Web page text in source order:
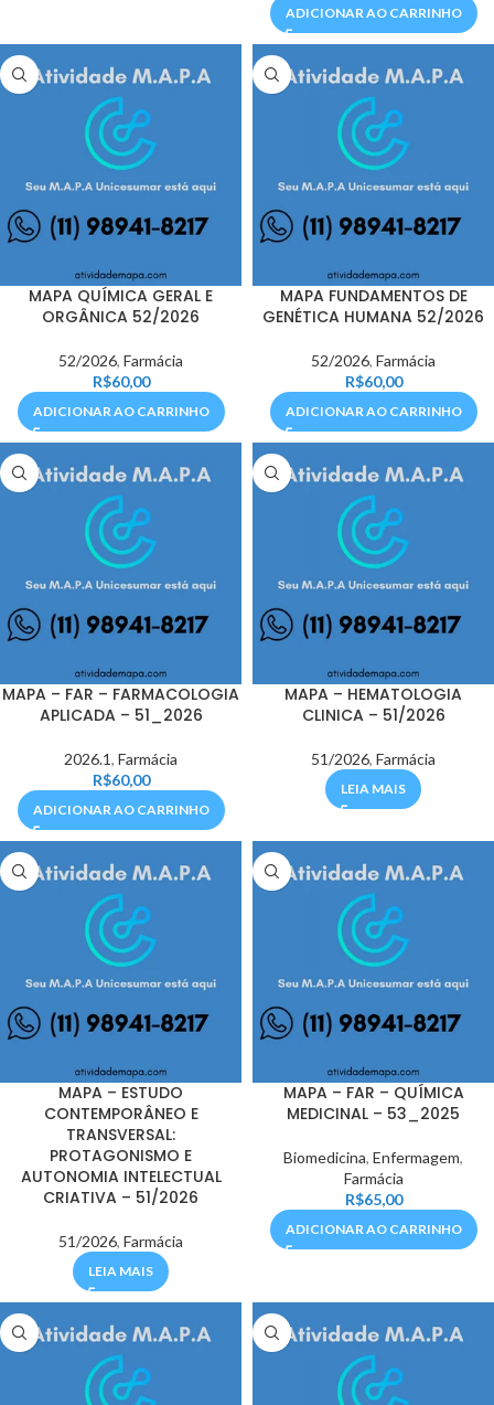
ADICIONAR AO CARRINHO
MAPA QUÍMICA GERAL E
ORGÂNICA 52/2026
52/2026, Farmácia
R$60,00
ADICIONAR AO CARRINHO
MAPA FUNDAMENTOS DE
GENÉTICA HUMANA 52/2026
52/2026, Farmácia
R$60,00
ADICIONAR AO CARRINHO
MAPA – FAR – FARMACOLOGIA
APLICADA – 51_2026
2026.1, Farmácia
R$60,00
ADICIONAR AO CARRINHO
MAPA – HEMATOLOGIA
CLINICA – 51/2026
51/2026, Farmácia
LEIA MAIS
MAPA – ESTUDO
CONTEMPORÂNEO E
TRANSVERSAL:
PROTAGONISMO E
AUTONOMIA INTELECTUAL
CRIATIVA – 51/2026
51/2026, Farmácia
LEIA MAIS
MAPA – FAR – QUÍMICA
MEDICINAL – 53_2025
Biomedicina, Enfermagem,
Farmácia
R$65,00
ADICIONAR AO CARRINHO